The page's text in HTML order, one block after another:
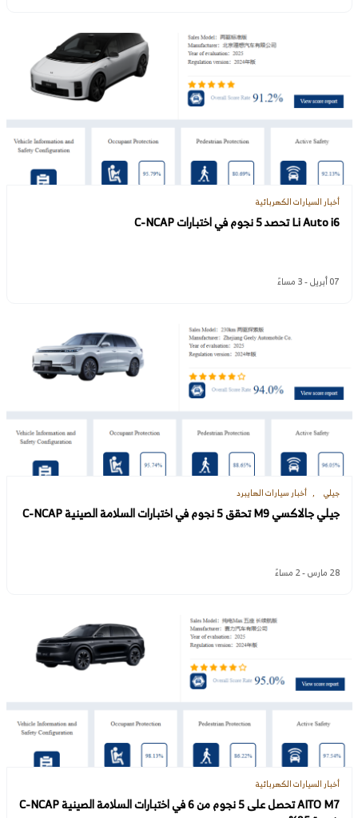
أخبار السيارات الكهربائية
Li Auto i6 تحصد 5 نجوم في اختبارات C-NCAP
07 أبريل - 3 مساءً
جيلي أخبار سيارات الهايبرد
جيلي جالاكسي M9 تحقق 5 نجوم في اختبارات السلامة الصينية C-NCAP
28 مارس - 2 مساءً
أخبار السيارات الكهربائية
AITO M7 تحصل على 5 نجوم من 6 في اختبارات السلامة الصينية C-NCAP